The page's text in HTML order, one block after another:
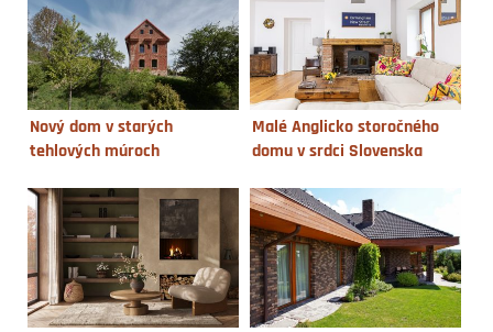
Nový dom v starých
tehlových múroch
Malé Anglicko storočného
domu v srdci Slovenska